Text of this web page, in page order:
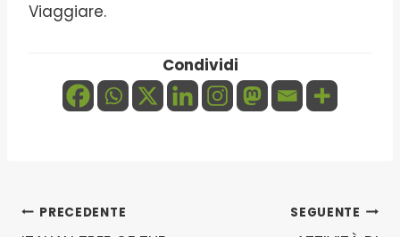
Viaggiare.
Condividi
Navigazione
PRECEDENTE SEGUENTE